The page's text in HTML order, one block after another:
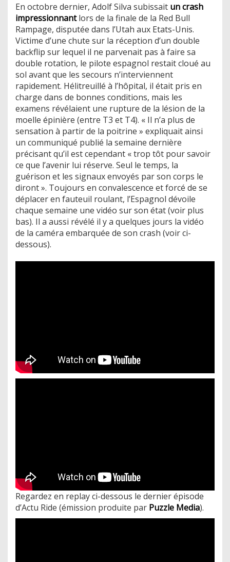
En octobre dernier, Adolf Silva subissait un crash
impressionnant lors de la finale de la Red Bull
Rampage, disputée dans l’Utah aux Etats-Unis.
Victime d’une chute sur la réception d’un double
backflip sur lequel il ne parvenait pas à faire sa
double rotation, le pilote espagnol restait cloué au
sol avant que les secours n’interviennent
rapidement. Hélitreuillé à l’hôpital, il était pris en
charge dans de bonnes conditions, mais les
examens révélaient une rupture de la lésion de la
moelle épinière (entre T3 et T4). « Il n’a plus de
sensation à partir de la poitrine » expliquait ainsi
un communiqué publié la semaine dernière
précisant qu’il est cependant « trop tôt pour savoir
ce que l’avenir lui réserve. Seul le temps, la
guérison et les signaux envoyés par son corps le
diront ». Toujours en convalescence et forcé de se
déplacer en fauteuil roulant, l’Espagnol dévoile
chaque semaine une vidéo sur son état (voir plus
bas). Il a aussi révélé il y a quelques jours la vidéo
de la caméra embarquée de son crash (voir ci-
dessous).
Regardez en replay ci-dessous le dernier épisode
d’Actu Ride (émission produite par Puzzle Media).